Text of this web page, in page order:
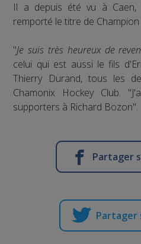
Il a depuis été vu à
remporté le titre de
"Je suis très heureux de
celui qui est aussi le fils
Thierry Durand, tous les
Chamonix Hockey Club.
supporters à Richard Bozon".
Partager